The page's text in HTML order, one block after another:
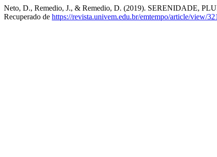
Neto, D., Remedio, J., & Remedio, D. (2019). SERENIDADE,
Recuperado de https://revista.univem.edu.br/emtempo/article/view/